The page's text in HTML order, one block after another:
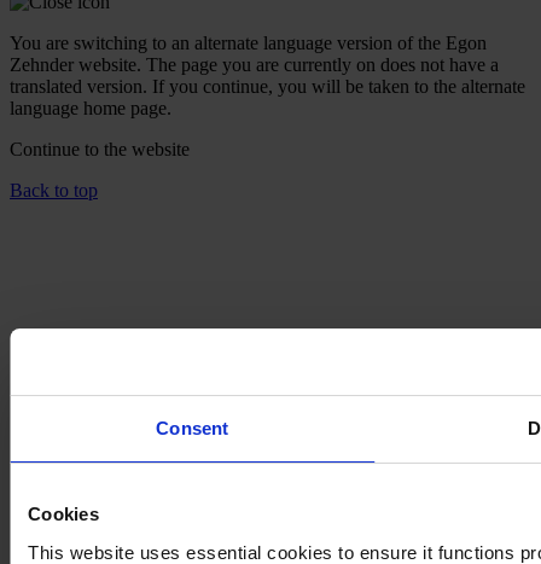
Consent
Cookies
This website uses essential cookies to ensure it functions
You are switching to an alternate language version of the Egon
Zehnder website. The page you are currently on does not have a
translated version. If you continue, you will be taken to the alternate
language home page.
Continue to the website
Back to top